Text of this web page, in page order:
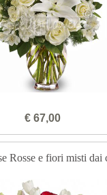
€ 67,00
Rosse e fiori misti dai